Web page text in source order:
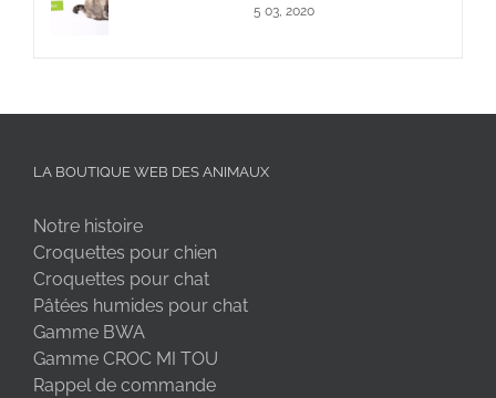
5 03, 2020
LA BOUTIQUE WEB DES ANIMAUX
Notre histoire
Croquettes pour chien
Croquettes pour chat
Pâtées humides pour chat
Gamme BWA
Gamme CROC MI TOU
Rappel de commande